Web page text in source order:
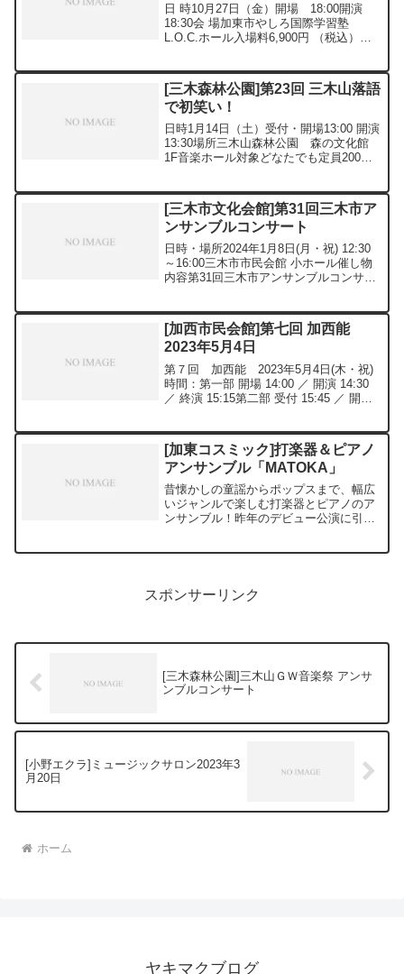
日 時10月27日（金）開場 18:00開演
18:30会 場加東市やしろ国際学習塾
L.O.C.ホール入場料6,900円 （税込）
ギター一本で奏でる特別な夜。⦿スガ
シ...
[三木森林公園]第23回 三木山落語
で初笑い！
日時1月14日（土）受付・開場13:00 開演
13:30場所三木山森林公園 森の文化館
1F音楽ホール対象どなたでも定員200名
[三木市文化会館]第31回三木市ア
ンサンブルコンサート
日時・場所2024年1月8日(月・祝) 12:30
～16:00三木市市民会館 小ホール催し物
内容第31回三木市アンサンブルコンサー
す。料金無料主催者三木市吹奏楽連盟
(三...
[加西市民会館]第七回 加西能
2023年5月4日
第７回 加西能 2023年5月4日(木・祝)
時間：第一部 開場 14:00 ／ 開演 14:30
／ 終演 15:15第二部 受付 15:45 ／ 開演
日...
[加東コスミック]打楽器＆ピアノ
アンサンブル「MATOKA」
昔懐かしの童謡からポップスまで、幅広
いジャンルで楽しむ打楽器とピアノのア
ンサンブル！昨年のデビュー公演に引き
スポンサーリンク
[三木森林公園]三木山ＧＷ音楽祭 アンサ
ンブルコンサート
[小野エクラ]ミュージックサロン2023年3
月20日
ホーム
ヤキマクブログ